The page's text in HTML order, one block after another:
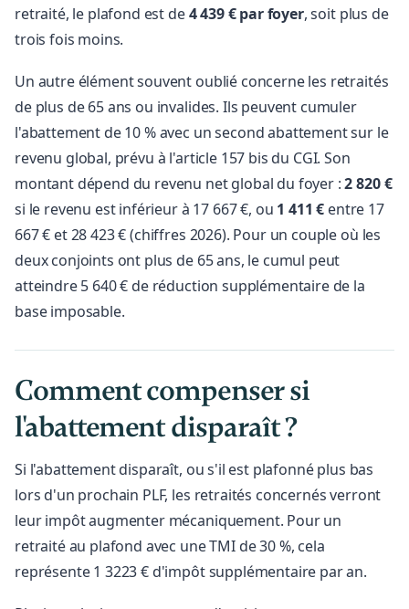
retraité, le plafond est de4 439 € par foyer, soit plus de
trois fois moins.
Un autre élément souvent oublié concerne les retraités
de plus de 65 ans ou invalides. Ils peuvent cumuler
l'abattement de 10 % avec un second abattement sur le
revenu global, prévu à l'article 157 bis du CGI. Son
montant dépend du revenu net global du foyer :2 820 €
si le revenu est inférieur à 17 667 €, ou 1 411 € entre 17
667 € et 28 423 € (chiffres 2026). Pour un couple où les
deux conjoints ont plus de 65 ans, le cumul peut
atteindre 5 640 € de réduction supplémentaire de la
base imposable.
Comment compenser si
l'abattement disparaît ?
Si l'abattement disparaît, ou s'il est plafonné plus bas
lors d'un prochain PLF, les retraités concernés verront
leur impôt augmenter mécaniquement. Pour un
retraité au plafond avec une TMI de 30 %, cela
représente 1 3223 € d'impôt supplémentaire par an.